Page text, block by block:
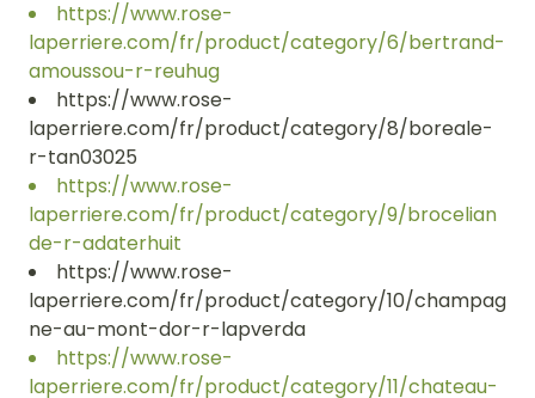
https://www.rose-
laperriere.com/fr/product/category/6/bertrand-
amoussou-r-reuhug
https://www.rose-
laperriere.com/fr/product/category/8/boreale-
r-tan03025
https://www.rose-
laperriere.com/fr/product/category/9/brocelian
de-r-adaterhuit
https://www.rose-
laperriere.com/fr/product/category/10/champag
ne-au-mont-dor-r-lapverda
https://www.rose-
laperriere.com/fr/product/category/11/chateau-